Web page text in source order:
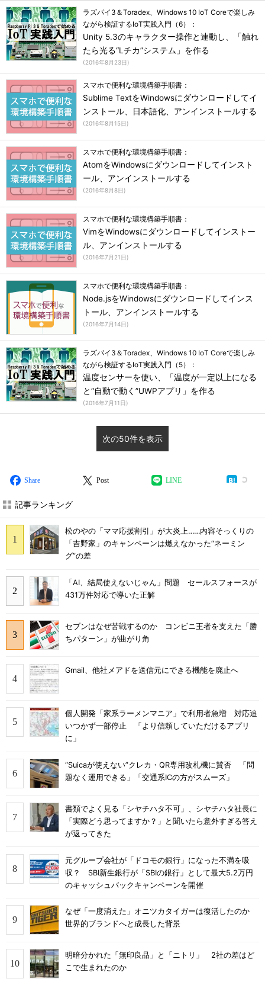
ラズパイ3＆Toradex、Windows 10 IoT Coreで楽しみ
ながら検証するIoT実践入門（6）：
Unity 5.3のキャラクター操作と連動し、「触れ
たら光る“Lチカ”システム」を作る
(2016年8月23日)
スマホで便利な環境構築手順書：
Sublime TextをWindowsにダウンロードしてイ
ンストール、日本語化、アンインストールする
(2016年8月15日)
スマホで便利な環境構築手順書：
AtomをWindowsにダウンロードしてインスト
ール、アンインストールする
(2016年8月8日)
スマホで便利な環境構築手順書：
VimをWindowsにダウンロードしてインストー
ル、アンインストールする
(2016年7月21日)
スマホで便利な環境構築手順書：
Node.jsをWindowsにダウンロードしてインス
トール、アンインストールする
(2016年7月14日)
ラズパイ3＆Toradex、Windows 10 IoT Coreで楽しみ
ながら検証するIoT実践入門（5）：
温度センサーを使い、「温度が一定以上になる
と“自動で動く”UWPアプリ」を作る
(2016年7月11日)
次の50件を表示
Share Post LINE
記事ランキング
松のやの「ママ応援割引」が大炎上……内容そっくりの
「吉野家」のキャンペーンは燃えなかった“ネーミン
グ”の差
「AI、結局使えないじゃん」問題 セールスフォースが
431万件対応で導いた正解
セブンはなぜ苦戦するのか コンビニ王者を支えた「勝
ちパターン」が曲がり角
Gmail、他社メアドを送信元にできる機能を廃止へ
個人開発「家系ラーメンマニア」で利用者急増 対応追
いつかず一部停止 「より信頼していただけるアプリ
に」
“Suicaが使えない”クレカ・QR専用改札機に賛否 「問
題なく運用できる」「交通系ICの方がスムーズ」
書類でよく見る「シヤチハタ不可」、シヤチハタ社長に
「実際どう思ってますか？」と聞いたら意外すぎる答え
が返ってきた
元グループ会社が「ドコモの銀行」になった不満を吸
収？ SBI新生銀行が「SBIの銀行」として最大5.2万円
のキャッシュバックキャンペーンを開催
なぜ「一度消えた」オニツカタイガーは復活したのか
世界的ブランドへと成長した背景
明暗分かれた「無印良品」と「ニトリ」 2社の差はど
こで生まれたのか